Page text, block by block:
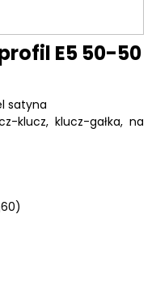
E5 50-50
satyna
klucz, klucz-gałka, na
60)